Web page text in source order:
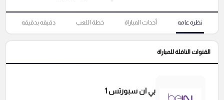
نظره عامه أحداث المباراة خطة اللعب دقيقه بدقيقه
القنوات الناقلة للمباراة
بي ان سبورتس 1